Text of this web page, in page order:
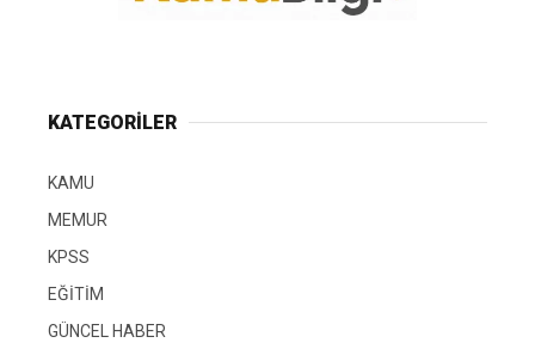
KATEGORİLER
KAMU
MEMUR
KPSS
EĞİTİM
GÜNCEL HABER